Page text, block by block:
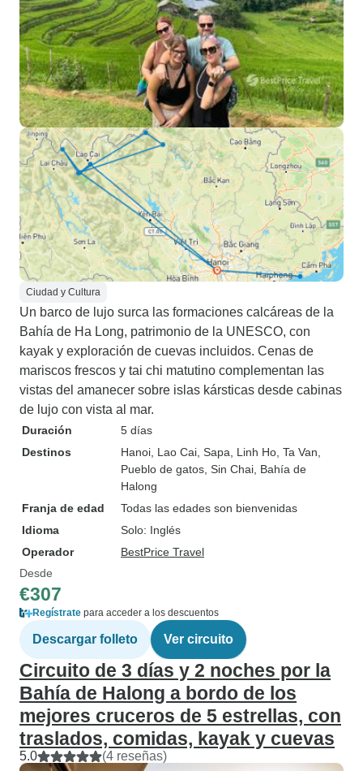
Ciudad y Cultura
Un barco de lujo surca las formaciones calcáreas de la
Bahía de Ha Long, patrimonio de la UNESCO, con
kayak y exploración de cuevas incluidos. Cenas de
mariscos frescos y tai chi matutino complementan las
vistas del amanecer sobre islas kársticas desde cabinas
de lujo con vista al mar.
Duración
5 días
Destinos
Hanoi , Lao Cai , Sapa , Linh Ho , Ta Van
Pueblo de gatos , Sin Chai , Bahía de
Halong
Franja de edad
Todas las edades son bienvenidas
Idioma
Solo: Inglés
Operador
BestPrice Travel
Desde
€307
Regístrate para acceder a los descuentos
Descargar folleto Ver circuito
Circuito de 3 días y 2 noches por la
Bahía de Halong a bordo de los
mejores cruceros de 5 estrellas, con
traslados, comidas, kayak y cuevas
5.0 (4 reseñas)